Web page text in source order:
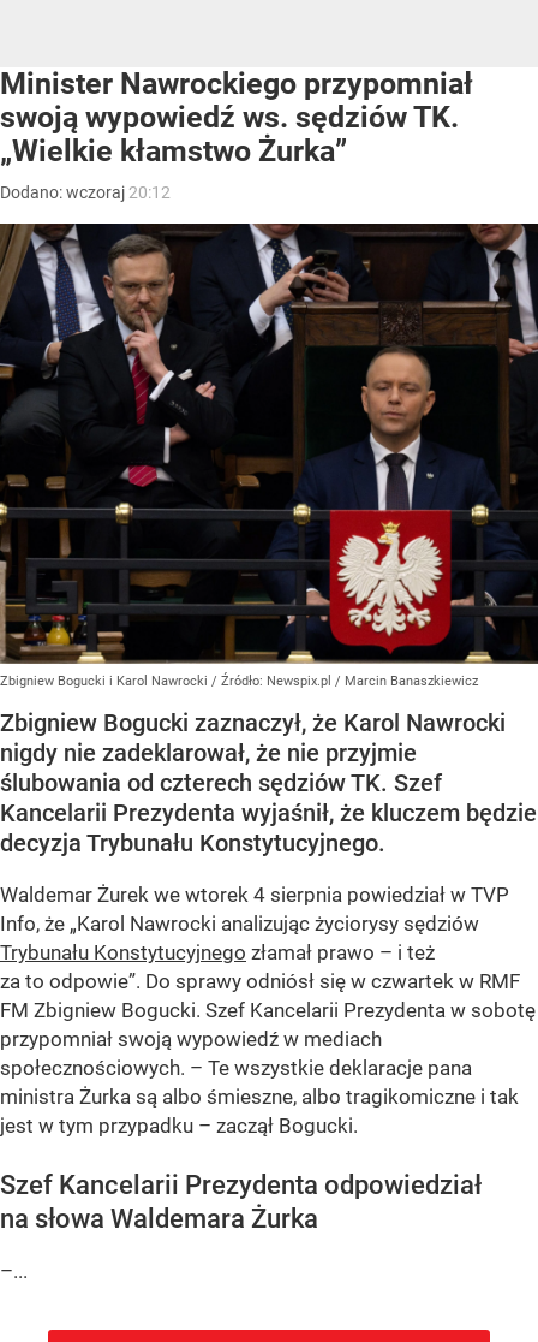
Minister Nawrockiego przypomniał
swoją wypowiedź ws. sędziów TK.
„Wielkie kłamstwo Żurka”
Dodano:wczoraj 20:12
Zbigniew Bogucki i Karol Nawrocki / Źródło: Newspix.pl / Marcin Banaszkiewicz
Zbigniew Bogucki zaznaczył, że Karol Nawrocki
nigdy nie zadeklarował, że nie przyjmie
ślubowania od czterech sędziów TK. Szef
Kancelarii Prezydenta wyjaśnił, że kluczem będzie
decyzja Trybunału Konstytucyjnego.
Waldemar Żurek we wtorek 4 sierpnia powiedział w TVP
Info, że „Karol Nawrocki analizując życiorysy sędziów
Trybunału Konstytucyjnego złamał prawo – i też
za to odpowie”. Do sprawy odniósł się w czwartek w RMF
FM Zbigniew Bogucki. Szef Kancelarii Prezydenta w sobotę
przypomniał swoją wypowiedź w mediach
społecznościowych. – Te wszystkie deklaracje pana
ministra Żurka są albo śmieszne, albo tragikomiczne i tak
jest w tym przypadku – zaczął Bogucki.
Szef Kancelarii Prezydenta odpowiedział
na słowa Waldemara Żurka
–...